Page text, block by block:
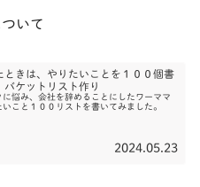
いて
ときは、やりたいことを１００個書
ケットリスト作り
に悩み、会社を辞めることにしたワーママ
こと１００リストを書いてみました。
2024.05.23